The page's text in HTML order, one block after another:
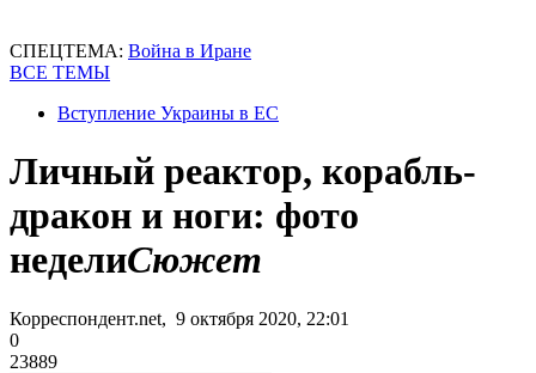
СПЕЦТЕМА: Война в Иране
ВСЕ ТЕМЫ
Вступление Украины в ЕС
Личный реактор, корабль-
дракон и ноги: фото
неделиСюжет
Корреспондент.net, 9 октября 2020, 22:01
0
23889